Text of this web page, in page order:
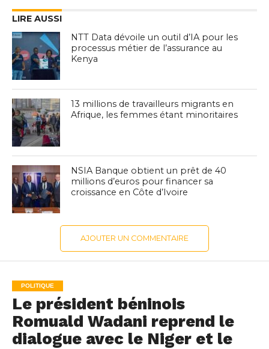
LIRE AUSSI
NTT Data dévoile un outil d’IA pour les
processus métier de l’assurance au
Kenya
13 millions de travailleurs migrants en
Afrique, les femmes étant minoritaires
NSIA Banque obtient un prêt de 40
millions d’euros pour financer sa
croissance en Côte d’Ivoire
AJOUTER UN COMMENTAIRE
POLITIQUE
Le président béninois
Romuald Wadani reprend le
dialogue avec le Niger et le